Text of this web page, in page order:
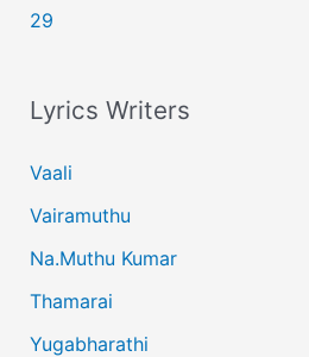
29
Lyrics Writers
Vaali
Vairamuthu
Na.Muthu Kumar
Thamarai
Yugabharathi